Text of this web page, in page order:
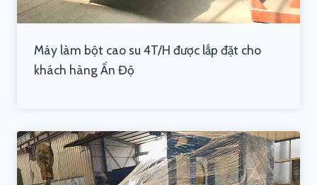
Máy làm bột cao su 4T/H được lắp đặt cho
khách hàng Ấn Độ